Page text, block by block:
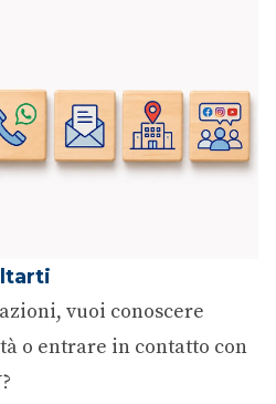
vuoi conoscere
o entrare in contatto con